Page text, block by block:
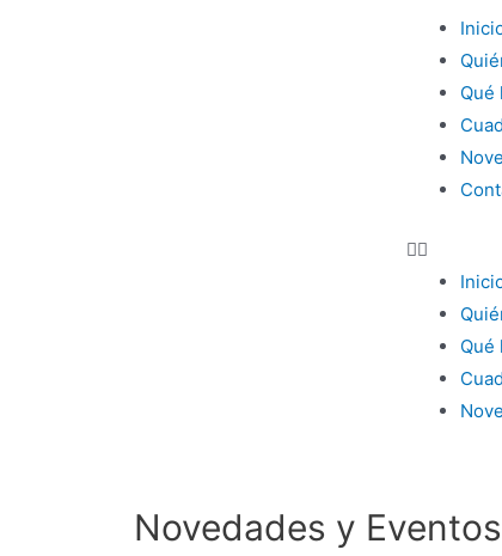
Qué
Qué
Novedades y Eventos